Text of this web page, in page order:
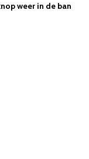
weer in de ban